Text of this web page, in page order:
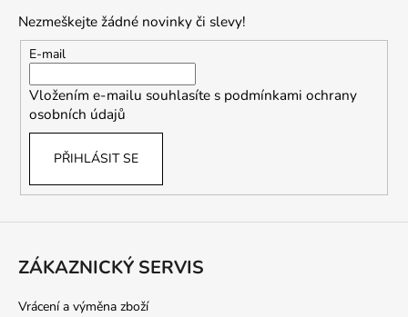
Nezmeškejte žádné novinky či slevy!
E-mail
Vložením e-mailu souhlasíte s podmínkami ochrany
osobních údajů
PŘIHLÁSIT SE
ZÁKAZNICKÝ SERVIS
Vrácení a výměna zboží